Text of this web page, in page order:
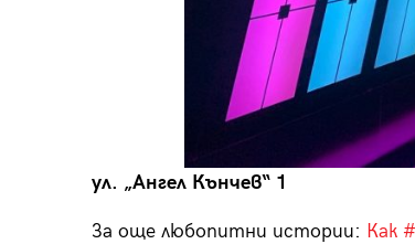
ул. „Ангел Кънчев“ 1
За още любопитни истории: Как